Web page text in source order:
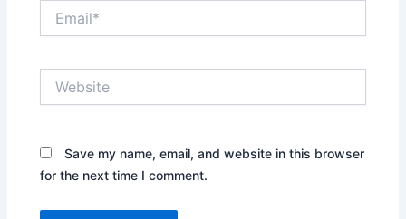
Save my name, email, and website in this browser
for the next time I comment.